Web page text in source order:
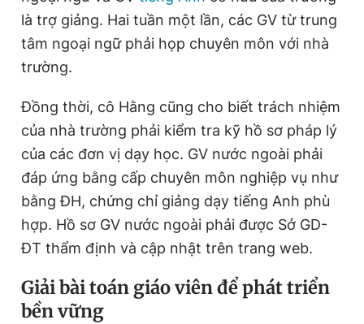
là trợ giảng. Hai tuần một lần, các GV từ trung
tâm ngoại ngữ phải họp chuyên môn với nhà
trường.
Đồng thời, cô Hằng cũng cho biết trách nhiệm
của nhà trường phải kiểm tra kỹ hồ sơ pháp lý
của các đơn vị dạy học. GV nước ngoài phải
đáp ứng bằng cấp chuyên môn nghiệp vụ như
bằng ĐH, chứng chỉ giảng dạy tiếng Anh phù
hợp. Hồ sơ GV nước ngoài phải được Sở GD-
ĐT thẩm định và cập nhật trên trang web.
Giải bài toán giáo viên để phát triển
bền vững